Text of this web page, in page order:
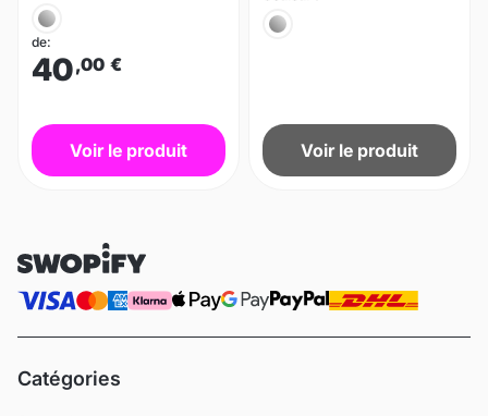
de:
40,00 €
Voir le produit Voir le produit
Catégories